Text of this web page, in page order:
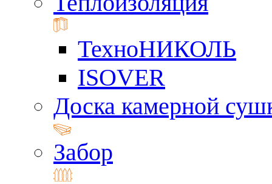
ТехноНИКОЛЬ
ISOVER
Доска камерной
Забор